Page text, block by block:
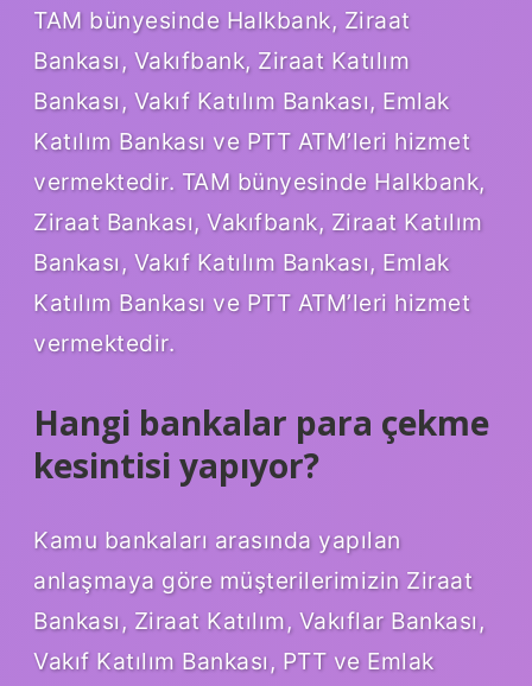
TAM bünyesinde Halkbank, Ziraat
Bankası, Vakıfbank, Ziraat Katılım
Bankası, Vakıf Katılım Bankası, Emlak
Katılım Bankası ve PTT ATM’leri hizmet
vermektedir. TAM bünyesinde Halkbank,
Ziraat Bankası, Vakıfbank, Ziraat Katılım
Bankası, Vakıf Katılım Bankası, Emlak
Katılım Bankası ve PTT ATM’leri hizmet
vermektedir.
Hangi bankalar para çekme
kesintisi yapıyor?
Kamu bankaları arasında yapılan
anlaşmaya göre müşterilerimizin Ziraat
Bankası, Ziraat Katılım, Vakıflar Bankası,
Vakıf Katılım Bankası, PTT ve Emlak